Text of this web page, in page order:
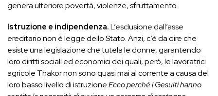
genera ulteriore povertà, violenze, sfruttamento.
Istruzione e indipendenza.L’esclusione dall’asse
ereditario non è legge dello Stato. Anzi, c’è da dire che
esiste una legislazione che tutela le donne, garantendo
loro diritti sociali ed economici dei quali, però, le lavoratrici
agricole Thakor non sono quasi mai al corrente a causa del
loro basso livello di istruzione.Ecco perché i Gesuiti hanno